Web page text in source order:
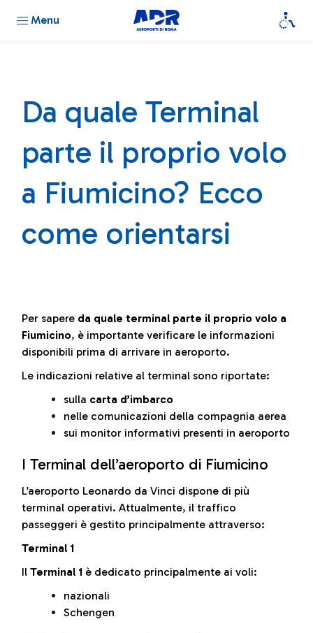
Menu
Da quale Terminal
parte il proprio volo
a Fiumicino? Ecco
come orientarsi
Per sapere da quale terminal parte il proprio volo a
Fiumicino, è importante verificare le informazioni
disponibili prima di arrivare in aeroporto.
Le indicazioni relative al terminal sono riportate:
sulla carta d’imbarco
nelle comunicazioni della compagnia aerea
sui monitor informativi presenti in aeroporto
I Terminal dell’aeroporto di Fiumicino
L’aeroporto Leonardo da Vinci dispone di più
terminal operativi. Attualmente, il traffico
passeggeri è gestito principalmente attraverso:
Terminal 1
Il Terminal 1 è dedicato principalmente ai voli:
nazionali
Schengen